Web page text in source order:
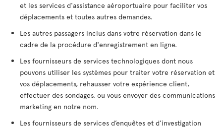
et les services d'assistance aéroportuaire pour faciliter vos
déplacements et toutes autres demandes.
Les autres passagers inclus dans votre réservation dans le
cadre de la procédure d'enregistrement en ligne.
Les fournisseurs de services technologiques dont nous
pouvons utiliser les systèmes pour traiter votre réservation et
vos déplacements, rehausser votre expérience client,
effectuer des sondages, ou vous envoyer des communications
marketing en notre nom.
Les fournisseurs de services d’enquêtes et d’investigation